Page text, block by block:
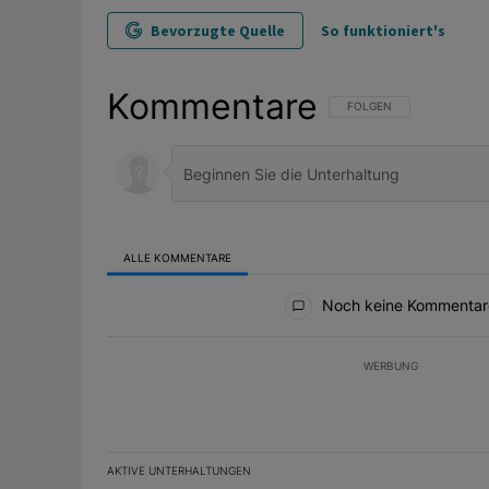
Bevorzugte Quelle So funktioniert's
Kommentare FOLGE DIESER
FOLGEN
ALLE KOMMENTARE
Noch keine
WERBUNG
AKTIVE UNTERHALTUNGEN